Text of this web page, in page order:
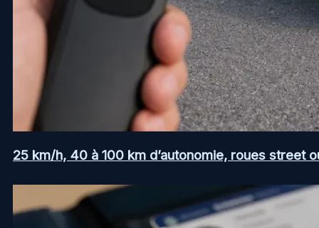
25 km/h, 40 à 100 km d’autonomie, roues street